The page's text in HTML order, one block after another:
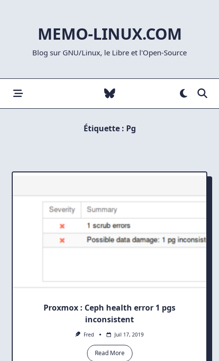
MEMO-LINUX.COM
Blog sur GNU/Linux, le Libre et l'Open-Source
Étiquette : Pg
Proxmox : Ceph health error 1 pgs
inconsistent
Fred Juil 17, 2019
Read More